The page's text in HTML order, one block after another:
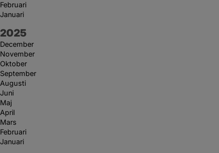
Februari
Januari
År:
2025
December
November
Oktober
September
Augusti
Juni
Maj
April
Mars
Februari
Januari